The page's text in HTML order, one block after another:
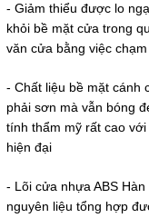
- Giảm thiểu được lo
khỏi bề mặt cửa trong
văn cửa bằng việc
- Chất liệu bề mặt cánh
phải sơn mà vẫn bóng
tính thẩm mỹ rất cao
hiện đại
- Lõi cửa nhựa ABS
nguyên liệu tổng hợp